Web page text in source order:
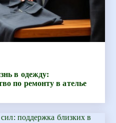
в одежду:
по ремонту в ателье